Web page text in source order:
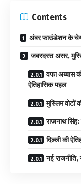
Contents
अंबर फाउंडेशन के
जबरदस्त असर,
वफा अब्बास
ऐतिहासिक पहल
मुस्लिम वोटों
राजनाथ
दिल्ली की
नई राजनीति,